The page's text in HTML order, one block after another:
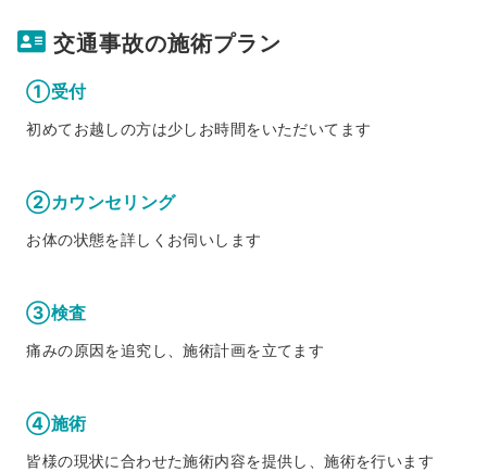
交通事故の施術プラン
①受付
初めてお越しの方は少しお時間をいただいてます
②カウンセリング
お体の状態を詳しくお伺いします
③検査
痛みの原因を追究し、施術計画を立てます
④施術
皆様の現状に合わせた施術内容を提供し、施術を行います